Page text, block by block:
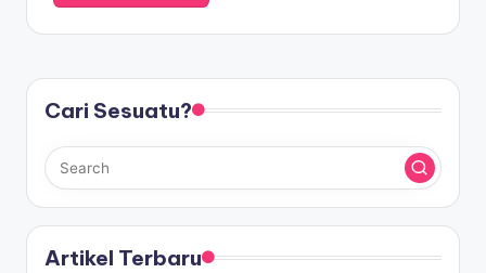
Cari Sesuatu?
Artikel Terbaru